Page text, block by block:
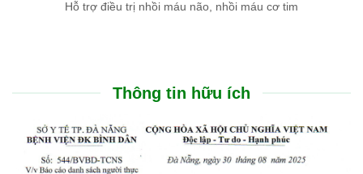
Hỗ trợ điều trị nhồi máu não, nhồi máu cơ tim
Thông tin hữu ích